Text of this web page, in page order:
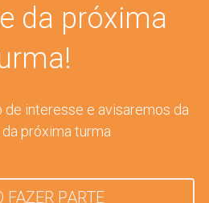
da próxima
interesse e avisaremos da
próxima turma
FAZER PARTE